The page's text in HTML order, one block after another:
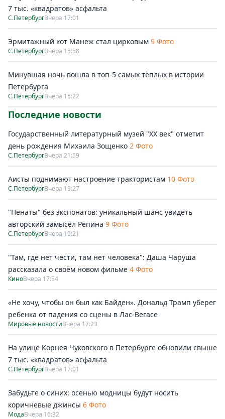
7 тыс. «квадратов» асфальта
С.ПетербургВчера 17:01
Эрмитажный кот Манеж стал цирковым 9 Фото
С.ПетербургВчера 15:58
Минувшая ночь вошла в топ-5 самых тёплых в истории
Петербурга
С.ПетербургВчера 15:22
Последние новости
Государственный литературный музей "ХХ век" отметит
день рождения Михаила Зощенко 2 Фото
С.ПетербургВчера 21:59
Аисты поднимают настроение трактористам 10 Фото
С.ПетербургВчера 19:27
"Пенаты" без экспонатов: уникальный шанс увидеть
авторский замысел Репина 9 Фото
С.ПетербургВчера 19:21
"Там, где нет чести, там нет человека": Даша Чаруша
рассказала о своём новом фильме 4 Фото
КиноВчера 17:54
«Не хочу, чтобы он был как Байден». Дональд Трамп уберег
ребенка от падения со сцены в Лас-Вегасе
Мировые новостиВчера 17:23
На улице Корнея Чуковского в Петербурге обновили свыше
7 тыс. «квадратов» асфальта
С.ПетербургВчера 17:01
Забудьте о синих: осенью модницы будут носить
коричневые джинсы 6 Фото
МодаВчера 16:32